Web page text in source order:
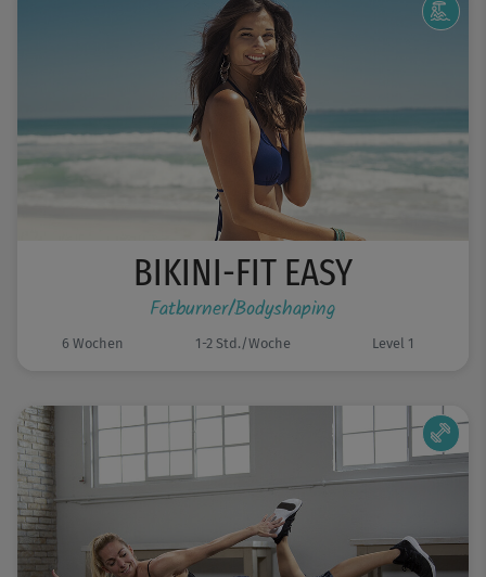
BIKINI-FIT EASY
Fatburner/Bodyshaping
6 Wochen 1-2 Std./Woche Level 1